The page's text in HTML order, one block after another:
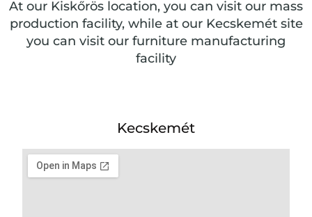
At our Kiskőrös location, you can visit our mass
production facility, while at our Kecskemét site
you can visit our furniture manufacturing
facility
Kecskemét